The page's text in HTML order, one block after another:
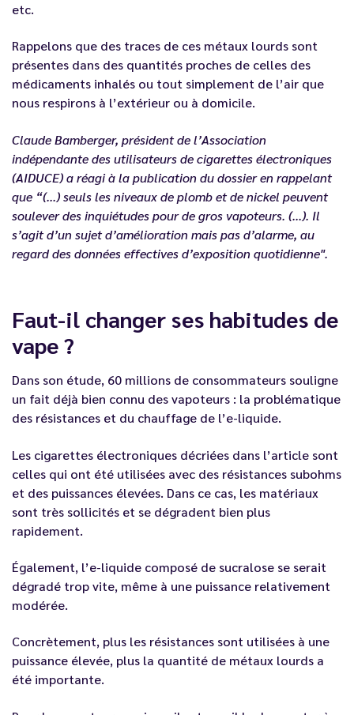
etc.
Rappelons que des traces de ces métaux lourds sont
présentes dans des quantités proches de celles des
médicaments inhalés ou tout simplement de l’air que
nous respirons à l’extérieur ou à domicile.
Claude Bamberger, président de l’Association
indépendante des utilisateurs de cigarettes électroniques
(AIDUCE) a réagi à la publication du dossier en rappelant
que “(...) seuls les niveaux de plomb et de nickel peuvent
soulever des inquiétudes pour de gros vapoteurs. (...). Il
s’agit d’un sujet d’amélioration mais pas d’alarme, au
regard des données effectives d’exposition quotidienne".
Faut-il changer ses habitudes de
vape ?
Dans son étude, 60 millions de consommateurs souligne
un fait déjà bien connu des vapoteurs : la problématique
des résistances et du chauffage de l’e-liquide.
Les cigarettes électroniques décriées dans l’article sont
celles qui ont été utilisées avec des résistances subohms
et des puissances élevées. Dans ce cas, les matériaux
sont très sollicités et se dégradent bien plus
rapidement.
Également, l’e-liquide composé de sucralose se serait
dégradé trop vite, même à une puissance relativement
modérée.
Concrètement, plus les résistances sont utilisées à une
puissance élevée, plus la quantité de métaux lourds a
été importante.